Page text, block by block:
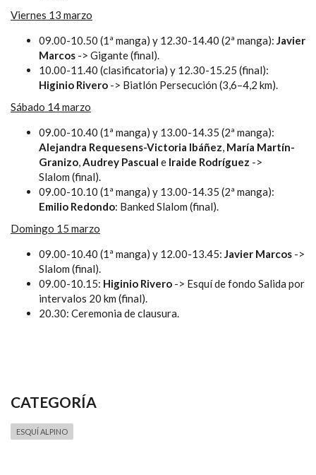
Viernes 13 marzo
09.00-10.50 (1ª manga) y 12.30-14.40 (2ª manga): Javier
Marcos -> Gigante (final).
10.00-11.40 (clasificatoria) y 12.30-15.25 (final):
Higinio Rivero -> Biatlón Persecución (3,6–4,2 km).
Sábado 14 marzo
09.00-10.40 (1ª manga) y 13.00-14.35 (2ª manga):
Alejandra Requesens-Victoria Ibáñez, María Martín-
Granizo,Audrey Pascual e Iraide Rodríguez ->
Slalom (final).
09.00-10.10 (1ª manga) y 13.00-14.35 (2ª manga):
Emilio Redondo: Banked Slalom (final).
Domingo 15 marzo
09.00-10.40 (1ª manga) y 12.00-13.45: Javier Marcos ->
Slalom (final).
09.00-10.15: Higinio Rivero -> Esquí de fondo Salida por
intervalos 20 km (final).
20.30: Ceremonia de clausura.
CATEGORÍA
ESQUÍ ALPINO